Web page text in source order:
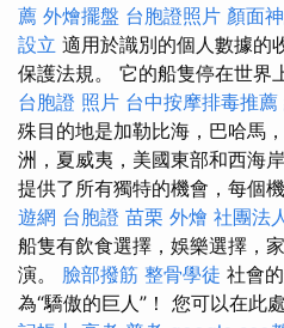
薦 外燴擺盤 台胞證照片 顏面
設立 適用於識別的個人數據的
保護法規。 它的船隻停在世界
台胞證 照片 台中按摩排毒推薦
殊目的地是加勒比海，巴哈馬
洲，夏威夷，美國東部和西海岸
提供了所有獨特的機會，每個
遊網 台胞證 苗栗 外燴 社團法
船隻有飲食選擇，娛樂選擇，
演。 臉部撥筋 整骨學徒 社會
為“驕傲的巨人”！ 您可以在此